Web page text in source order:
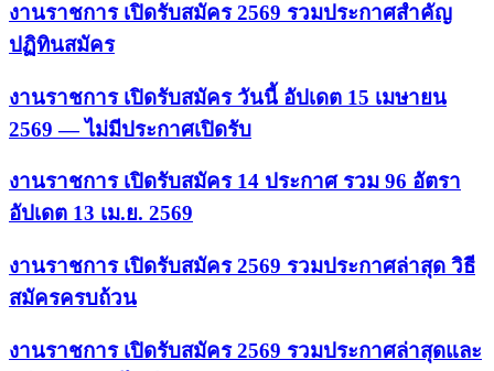
งานราชการ เปิดรับสมัคร 2569 รวมประกาศสำคัญ
ปฏิทินสมัคร
งานราชการ เปิดรับสมัคร วันนี้ อัปเดต 15 เมษายน
2569 — ไม่มีประกาศเปิดรับ
งานราชการ เปิดรับสมัคร 14 ประกาศ รวม 96 อัตรา
อัปเดต 13 เม.ย. 2569
งานราชการ เปิดรับสมัคร 2569 รวมประกาศล่าสุด วิธี
สมัครครบถ้วน
งานราชการ เปิดรับสมัคร 2569 รวมประกาศล่าสุดและ